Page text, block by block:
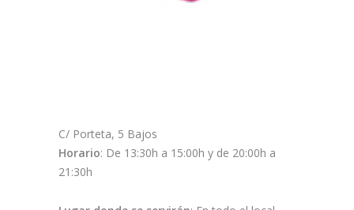
C/ Porteta, 5 Bajos
Horario: De 13:30h a 15:00h y de 20:00h a
21:30h